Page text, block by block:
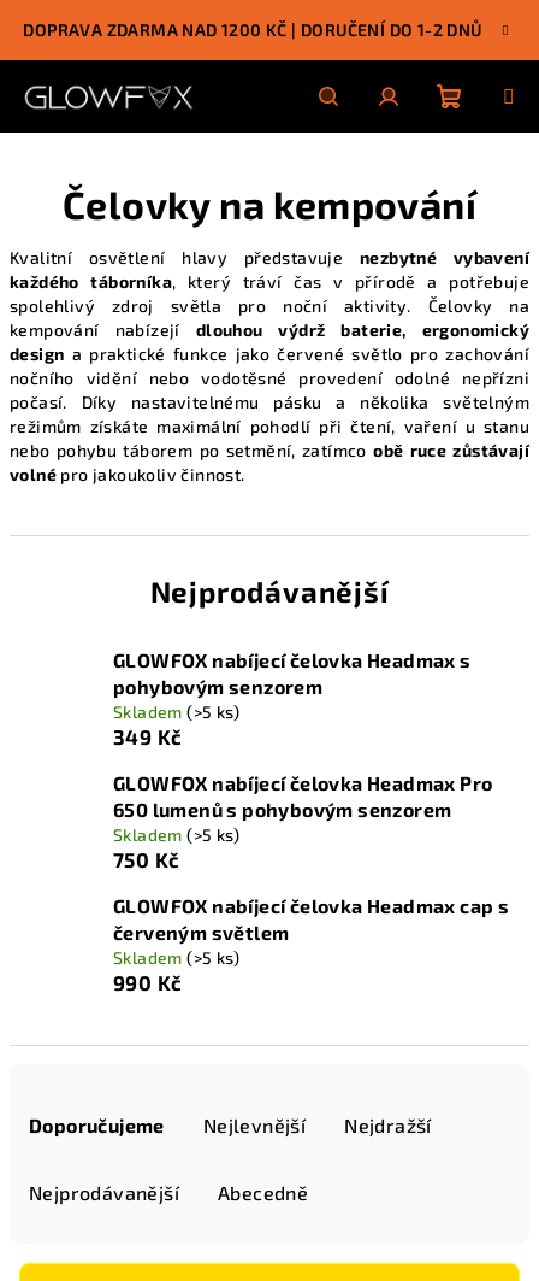
obsah
DOPRAVA ZDARMA NAD 1200 KČ | DORUČENÍ DO 1-2 DNŮ
HledatPřihlášení
košík
Čelovky na kempování
Kvalitní osvětlení hlavy představuje nezbytné vybavení
každého táborníka, který tráví čas v přírodě a potřebuje
spolehlivý zdroj světla pro noční aktivity. Čelovky na
kempování nabízejí dlouhou výdrž baterie, ergonomický
design a praktické funkce jako červené světlo pro zachování
nočního vidění nebo vodotěsné provedení odolné nepřízni
počasí. Díky nastavitelnému pásku a několika světelným
režimům získáte maximální pohodlí při čtení, vaření u stanu
nebo pohybu táborem po setmění, zatímcoobě ruce zůstávají
volné pro jakoukoliv činnost.
Nejprodávanější
GLOWFOX nabíjecí čelovka Headmax s
pohybovým senzorem
Skladem(>5 ks)
349 Kč
GLOWFOX nabíjecí čelovka Headmax Pro
650 lumenů s pohybovým senzorem
Skladem(>5 ks)
750 Kč
GLOWFOX nabíjecí čelovka Headmax cap s
červeným světlem
Skladem(>5 ks)
990 Kč
Doporučujeme Nejlevnější Nejdražší
Nejprodávanější Abecedně